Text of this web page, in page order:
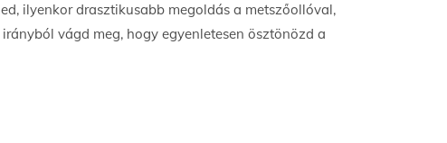
ilyenkor drasztikusabb megoldás a metszőollóval,
vágd meg, hogy egyenletesen ösztönözd a